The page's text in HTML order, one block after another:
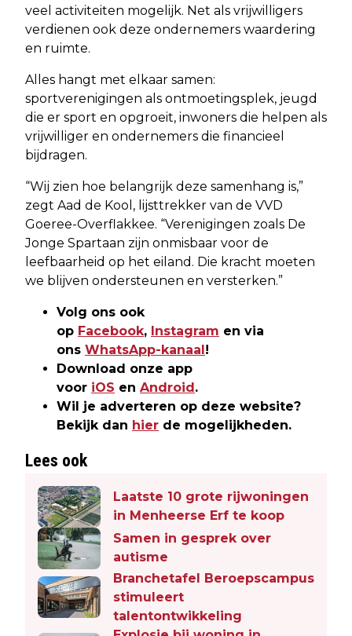
veel activiteiten mogelijk. Net als vrijwilligers
verdienen ook deze ondernemers waardering
en ruimte.
Alles hangt met elkaar samen:
sportverenigingen als ontmoetingsplek, jeugd
die er sport en opgroeit, inwoners die helpen als
vrijwilliger en ondernemers die financieel
bijdragen.
“Wij zien hoe belangrijk deze samenhang is,”
zegt Aad de Kool, lijsttrekker van de VVD
Goeree-Overflakkee. “Verenigingen zoals De
Jonge Spartaan zijn onmisbaar voor de
leefbaarheid op het eiland. Die kracht moeten
we blijven ondersteunen en versterken.”
Volg ons ook
op Facebook, Instagram en via
ons WhatsApp-kanaal!
Download onze app
voor iOS en Android.
Wil je adverteren op deze website?
Bekijk dan hier de mogelijkheden.
Lees ook
Laatste 10 grote rijwoningen
in Menheerse Erf te koop
Samen in gesprek over
autisme
Branchetafel Beroepscampus
stimuleert
talentontwikkeling